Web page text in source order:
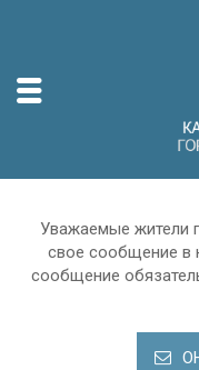
Уважаемые жители
свое сообщение
сообщение